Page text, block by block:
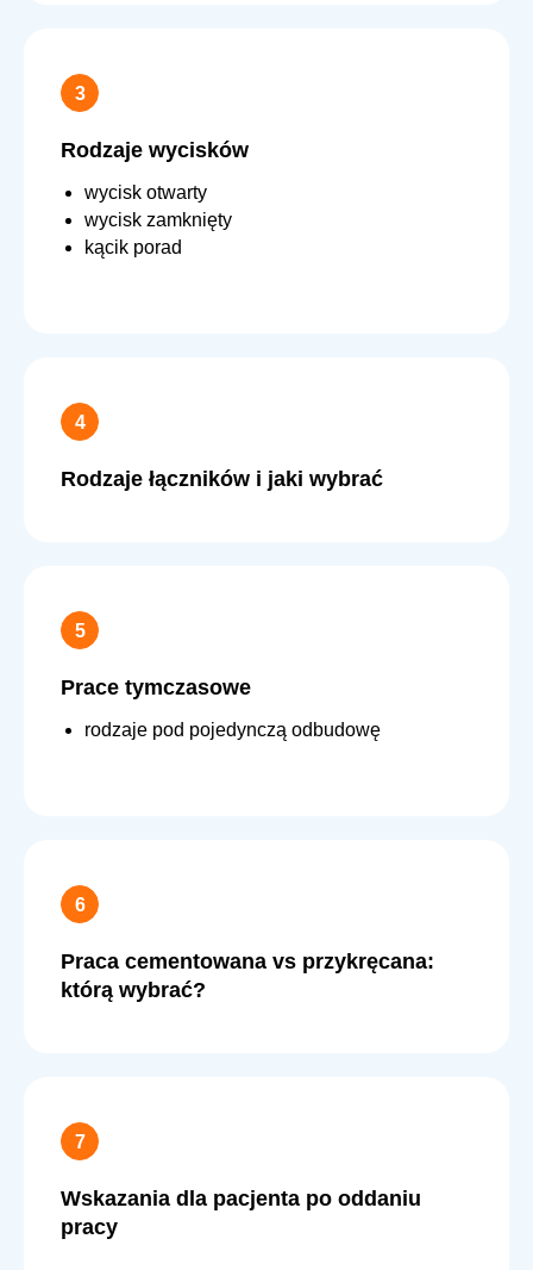
Rodzaje wycisków
wycisk otwarty
wycisk zamknięty
kącik porad
Rodzaje łączników i jaki wybrać
Prace tymczasowe
rodzaje pod pojedynczą odbudowę
Praca cementowana vs przykręcana:
którą wybrać?
Wskazania dla pacjenta po oddaniu
pracy